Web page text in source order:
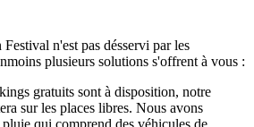
n'est pas désservi par les
plusieurs solutions s'offrent à vous :
gratuits sont à disposition, notre
sur les places libres. Nous avons